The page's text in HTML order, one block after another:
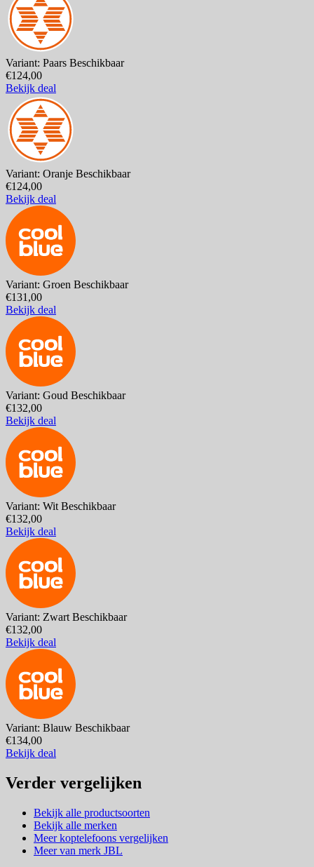
Variant: Paars Beschikbaar
€124,00
Bekijk deal
Variant: Oranje Beschikbaar
€124,00
Bekijk deal
Variant: Groen Beschikbaar
€131,00
Bekijk deal
Variant: Goud Beschikbaar
€132,00
Bekijk deal
Variant: Wit Beschikbaar
€132,00
Bekijk deal
Variant: Zwart Beschikbaar
€132,00
Bekijk deal
Variant: Blauw Beschikbaar
€134,00
Bekijk deal
Verder vergelijken
Bekijk alle productsoorten
Bekijk alle merken
Meer koptelefoons vergelijken
Meer van merk JBL